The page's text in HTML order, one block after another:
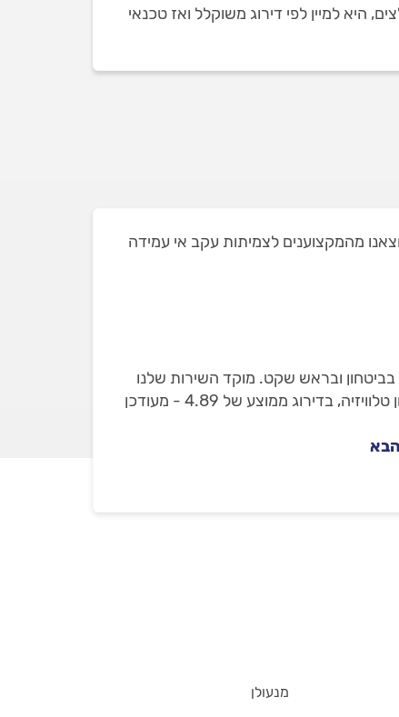
היא למיין לפי דירוג משוקלל ואז טכנאי
יונה ושאת חלקם הוצאנו מהמקצוענים לצמיתות עקב אי עמידה
בביטחון ובראש שקט. מוקד השירות שלנו
ילווה אתכם עד לסיום העבודה. באתר מופיעים רק טכנאי טלוויזיות שבדקנו עם 1,831 חוות דעת מאומתות על תיקון טלוויזיה, בדירוג ממוצע של 4.89 - מעודכן
הבא
מנעולן